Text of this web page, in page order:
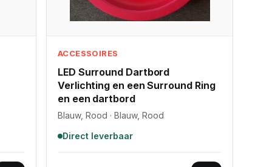
ACCESSOIRES
LED Surround Dartbord
Verlichting en een Surround Ring
en een dartbord
Blauw, Rood · Blauw, Rood
Direct leverbaar